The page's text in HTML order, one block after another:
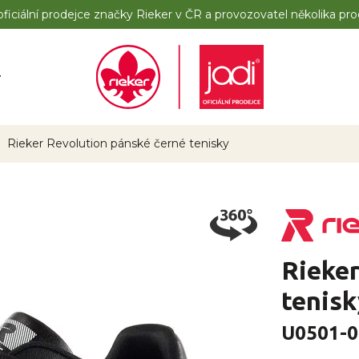
prodejce značky Rieker v ČR a provozovatel několika
Rieker Revolution pánské černé tenisky
U0501-